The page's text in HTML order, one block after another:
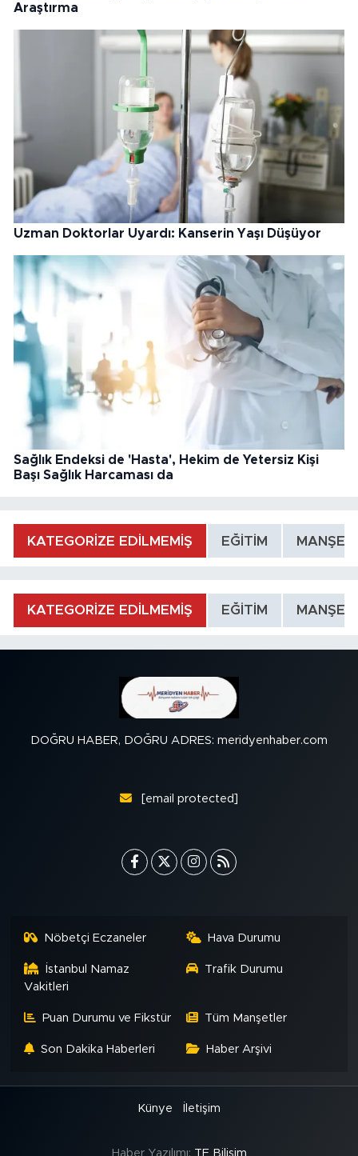
Araştırma
Uzman Doktorlar Uyardı: Kanserin Yaşı Düşüyor
Sağlık Endeksi de 'Hasta', Hekim de Yetersiz Kişi
Başı Sağlık Harcaması da
KATEGORİZE EDİLMEMİŞ EĞİTİM MANŞET
KATEGORİZE EDİLMEMİŞ EĞİTİM MANŞET
DOĞRU HABER, DOĞRU ADRES: meridyenhaber.com
[email protected]
Nöbetçi Eczaneler Hava Durumu
İstanbul Namaz
Vakitleri
Trafik Durumu
Puan Durumu ve Fikstür Tüm Manşetler
Son Dakika Haberleri Haber Arşivi
Künye İletişim
Haber Yazılımı: TE Bilişim